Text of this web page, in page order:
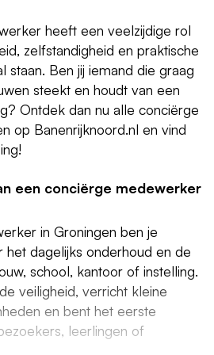
heeft een veelzijdige rol
zelfstandigheid en praktische
staan. Ben jij iemand die graag
steekt en houdt van een
Ontdek dan nu alle conciërge
op Banenrijknoord.nl en vind
een conciërge medewerker
in Groningen ben je
dagelijks onderhoud en de
school, kantoor of instelling.
veiligheid, verricht kleine
en bent het eerste
leerlingen of